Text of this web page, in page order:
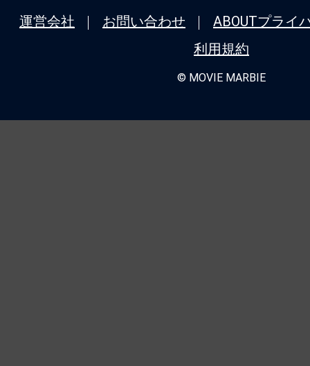
運営会社 お問い合わせ ABOUTプライ
利用規約
© MOVIE MARBIE